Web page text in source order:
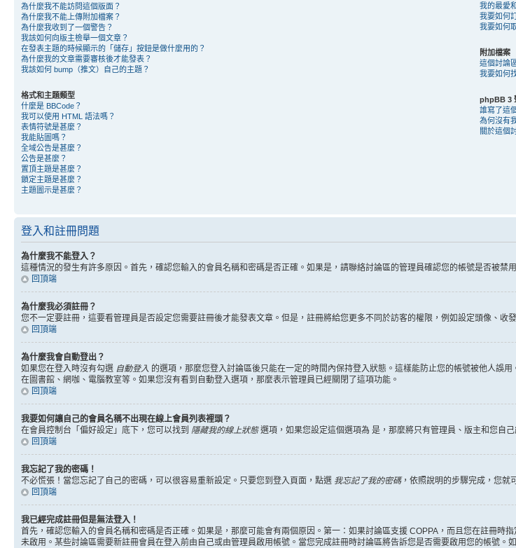
為什麼我不能訪問這個版面？
為什麼我不能上傳附加檔案？
為什麼我收到了一個警告？
我該如何向版主檢舉一個文章？
在發表主題的時候顯示的「儲存」按鈕是做什麼用的？
為什麼我的文章需要審核後才能發表？
我該如何 bump（推文）自己的主題？
格式和主題類型
什麼是 BBCode？
我可以使用 HTML 語法嗎？
表情符號是甚麼？
我能貼圖嗎？
全域公告是甚麼？
公告是甚麼？
置頂主題是甚麼？
鎖定主題是甚麼？
主題圖示是甚麼？
我的最愛
我要如何
我要如何
附加檔案
這個討論
我要如何
phpBB 3
誰寫了這
為何沒有
關於這個
登入和註冊問題
為什麼我不能登入？
這種情況的發生有許多原因。首先，確認您輸入的會員名稱和密碼是否正確。如果是，請聯絡討論區的管理員確認您的帳號是否被禁
回頂端
為什麼我必須註冊？
您不一定要註冊，這要看管理員是否設定您需要註冊後才能發表文章。但是，註冊將給您更多不同於訪客的權限，例如設定頭像、
回頂端
為什麼我會自動登出？
如果您在登入時沒有勾選 自動登入 的選項，那麼您登入討論區後只能在一定的時間內保持登入狀態。這樣能防止您的帳號被他人誤
在圖書館、網咖、電腦教室等。如果您沒有看到自動登入選項，那麼表示管理員已經關閉了這項功能。
回頂端
我要如何讓自己的會員名稱不出現在線上會員列表裡頭？
在會員控制台「偏好設定」底下，您可以找到 隱藏我的線上狀態選項，如果您設定這個選項為 是 ，那麼將只有管理員、版主和您自
回頂端
我忘記了我的密碼！
不必慌張！當您忘記了自己的密碼，可以很容易重新設定。只要您到登入頁面，點選 我忘記了我的密碼，依照說明的步驟完成，您就
回頂端
我已經完成註冊但是無法登入！
首先，確認您輸入的會員名稱和密碼是否正確。如果是，那麼可能會有兩個原因。第一：如果討論區支援 COPPA，而且您在註冊
未啟用。某些討論區需要新註冊會員在登入前由自己或由管理員啟用帳號。當您完成註冊時討論區將告訴您是否需要啟用您的帳號